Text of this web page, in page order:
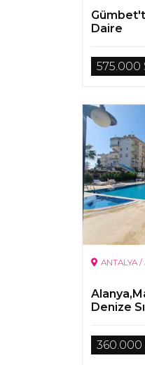
Daire
575.000
ANTALYA /
Denize
Daire
360.000